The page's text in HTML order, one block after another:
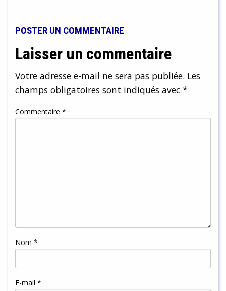
POSTER UN COMMENTAIRE
Laisser un commentaire
Votre adresse e-mail ne sera pas publiée. Les
champs obligatoires sont indiqués avec *
Commentaire *
Nom *
E-mail *